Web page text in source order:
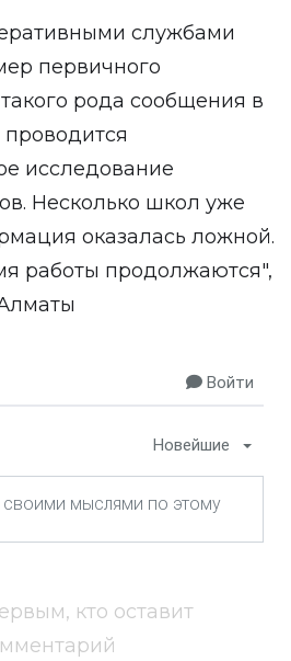
службами
первичного
рода сообщения в
исследование
Несколько школ уже
оказалась ложной.
работы продолжаются",
Войти
Новейшие
кто оставит